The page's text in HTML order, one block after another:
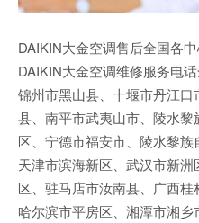
DAIKIN大金空调售后全国各
DAIKIN大金空调维修服务电
锦州市黑山县、十堰市丹江
县、南平市武夷山市、陵水
区、宁德市福安市、陵水黎
天津市滨海新区、武汉市新
区、驻马店市汝南县、广西
哈尔滨市平房区、湘潭市湘